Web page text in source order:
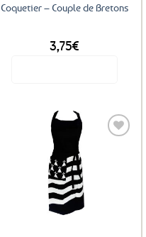
Coquetier – Couple de Bretons
3,75€